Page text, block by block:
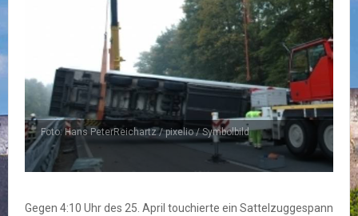
Foto: Hans PeterReichartz / pixelio / Symbolbild
Gegen 4:10 Uhr des 25. April touchierte ein Sattelzuggespann